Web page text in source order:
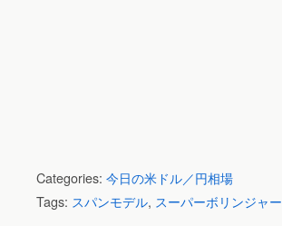
Categories: 今日の米ドル／円相場
Tags: スパンモデル, スーパーボリンジャー